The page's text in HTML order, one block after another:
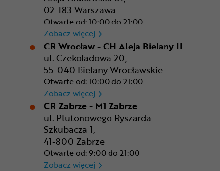
02-183 Warszawa
Otwarte od: 10:00 do 21:00
Zobacz więcej CR Warszawa - CH Okęcie
CR Wrocław - CH Aleja Bielany II
ul. Czekoladowa 20,
55-040 Bielany Wrocławskie
Otwarte od: 10:00 do 21:00
Zobacz więcej CR Wrocław - CH Aleja
CR Zabrze - M1 Zabrze
ul. Plutonowego Ryszarda
Szkubacza 1,
41-800 Zabrze
Otwarte od: 9:00 do 21:00
Zobacz więcej CR Zabrze - M1 Zabrze